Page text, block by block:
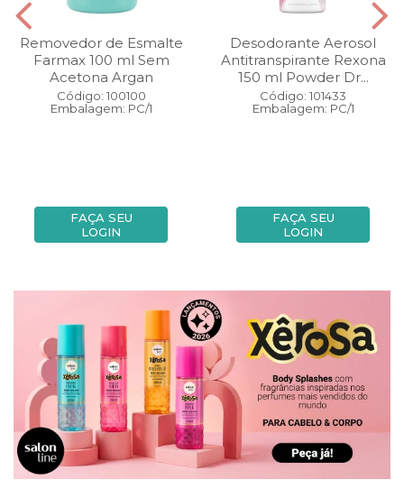
Removedor de Esmalte
Farmax 100 ml Sem
Acetona Argan
Código: 100100
Embalagem: PC/1
FAÇA SEU
LOGIN
Desodorante Aerosol
Antitranspirante Rexona
150 ml Powder Dr...
Código: 101433
Embalagem: PC/1
FAÇA SEU
LOGIN